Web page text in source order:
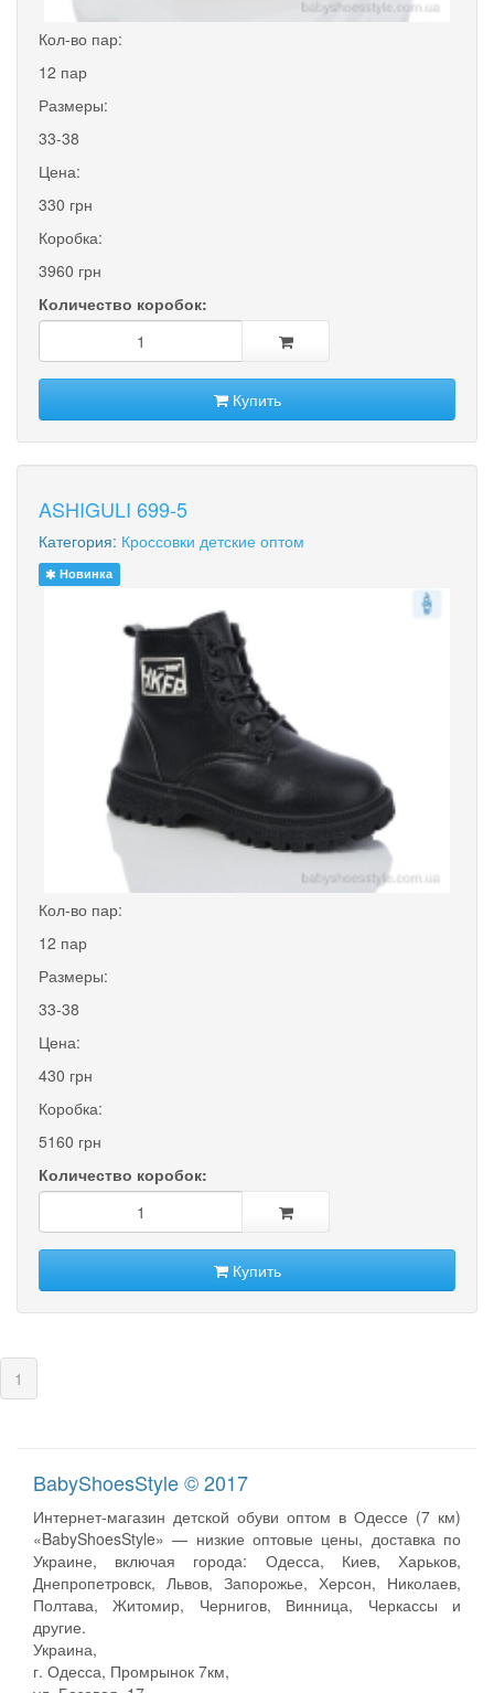
Кол-во пар:
12 пар
Размеры:
33-38
Цена:
330 грн
Коробка:
3960 грн
Количество коробок:
Купить
ASHIGULI 699-5
Категория: Кроссовки детские оптом
Новинка
Кол-во пар:
12 пар
Размеры:
33-38
Цена:
430 грн
Коробка:
5160 грн
Количество коробок:
Купить
1
BabyShoesStyle © 2017
Интернет-магазин детской обуви оптом в Одессе (7 км)
«BabyShoesStyle» — низкие оптовые цены, доставка по
Украине, включая города: Одесса, Киев, Харьков,
Днепропетровск, Львов, Запорожье, Херсон, Николаев,
Полтава, Житомир, Чернигов, Винница, Черкассы и
другие.
Украина,
г. Одесса, Промрынок 7км,